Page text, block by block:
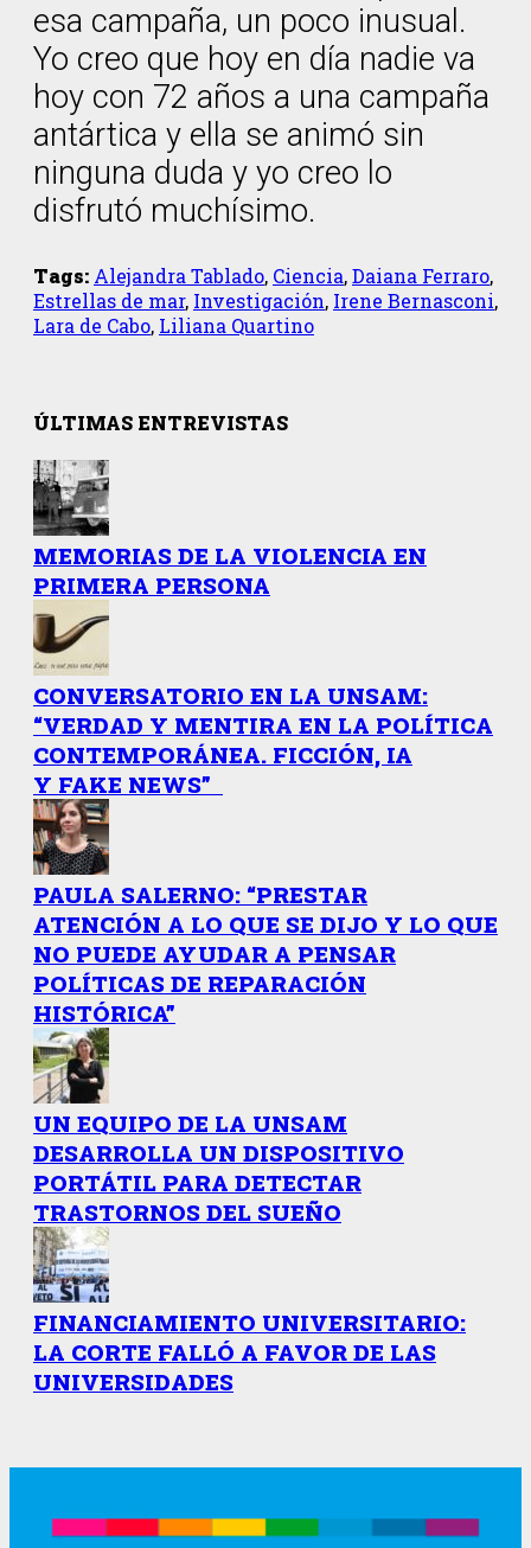
esa campaña, un poco inusual.
Yo creo que hoy en día nadie va
hoy con 72 años a una campaña
antártica y ella se animó sin
ninguna duda y yo creo lo
disfrutó muchísimo.
Tags: Alejandra Tablado, Ciencia,Daiana Ferraro,
Estrellas de mar, Investigación, Irene Bernasconi,
Lara de Cabo, Liliana Quartino
ÚLTIMAS ENTREVISTAS
MEMORIAS DE LA VIOLENCIA EN
PRIMERA PERSONA
CONVERSATORIO EN LA UNSAM:
“VERDAD Y MENTIRA EN LA POLÍTICA
CONTEMPORÁNEA. FICCIÓN, IA
Y FAKE NEWS”
PAULA SALERNO: “PRESTAR
ATENCIÓN A LO QUE SE DIJO Y LO QUE
NO PUEDE AYUDAR A PENSAR
POLÍTICAS DE REPARACIÓN
HISTÓRICA”
UN EQUIPO DE LA UNSAM
DESARROLLA UN DISPOSITIVO
PORTÁTIL PARA DETECTAR
TRASTORNOS DEL SUEÑO
FINANCIAMIENTO UNIVERSITARIO:
LA CORTE FALLÓ A FAVOR DE LAS
UNIVERSIDADES